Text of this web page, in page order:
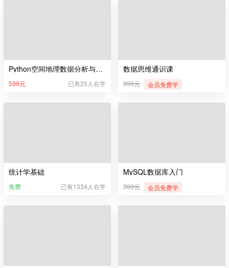
Python空间地理数据分析与可视化
599元 已有25人在学
数据思维通识课
999元 会员免费学
统计学基础
免费 已有1334人在学
MySQL数据库入门
399元 会员免费学